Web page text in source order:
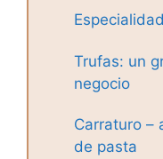
Trufas: un
negocio
Carraturo –
de pasta